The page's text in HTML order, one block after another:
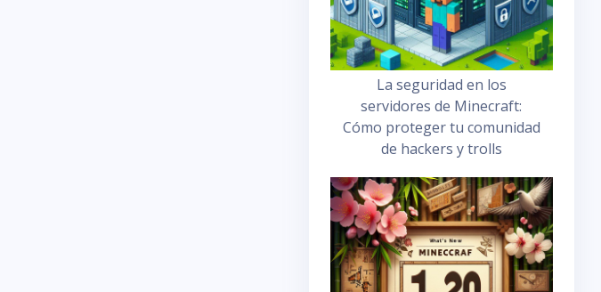
La seguridad en los
servidores de Minecraft:
Cómo proteger tu comunidad
de hackers y trolls